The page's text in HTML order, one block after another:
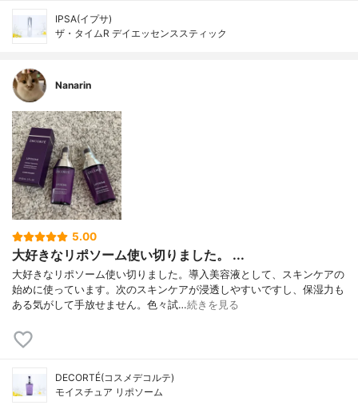
IPSA(イプサ)
ザ・タイムR デイエッセンススティック
Nanarin
5.00
大好きなリポソーム使い切りました。 ...
大好きなリポソーム使い切りました。導入美容液として、スキンケアの
始めに使っています。次のスキンケアが浸透しやすいですし、保湿力も
ある気がして手放せません。色々試…続きを見る
DECORTÉ(コスメデコルテ)
モイスチュア リポソーム